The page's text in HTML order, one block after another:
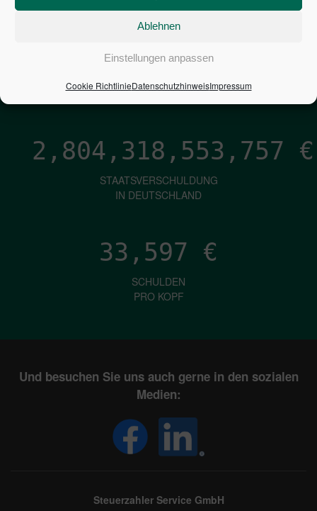
Ablehnen
Einstellungen anpassen
Cookie RichtlinieDatenschutzhinweisImpressum
1,601€
PRO SEKUNDE
2,804,318,554,991 €
STAATSVERSCHULDUNG
IN DEUTSCHLAND
33,597 €
SCHULDEN
PRO KOPF
Und besuchen Sie uns auch gerne in den sozialen
Medien:
Steuerzahler Service GmbH